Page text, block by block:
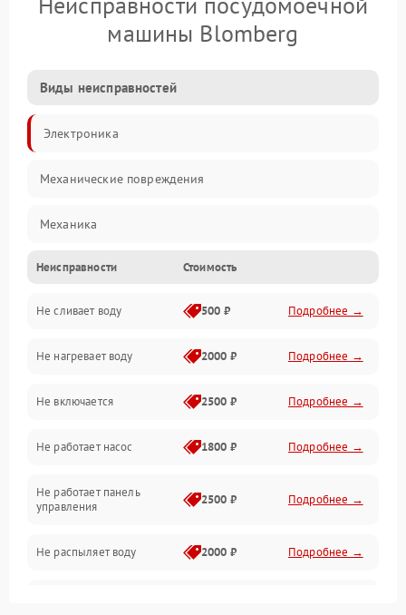
машины Blomberg
Виды неисправностей
Электроника
Механические повреждения
Механика
Управление
Электропитание
Датчики
Нагрев
Вода
Гигиена
Программное обеспечение
Неисправности Стоимость
Не сливает воду 500 ₽ Подробнее →
Не нагревает воду 2000 ₽ Подробнее →
Не включается 2500 ₽ Подробнее →
Не работает насос 1800 ₽ Подробнее →
Не работает панель
управления
2500 ₽ Подробнее →
Не распыляет воду 2000 ₽ Подробнее →